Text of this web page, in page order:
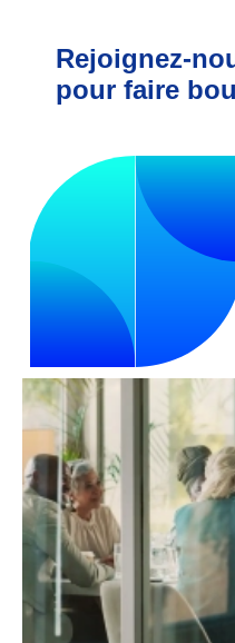
Rejoignez-
pour faire